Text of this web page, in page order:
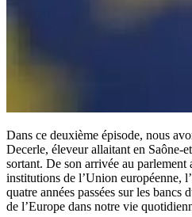
Dans ce deuxième épisode, nous
Decerle, éleveur allaitant en Saône-
sortant. De son arrivée au parlement
institutions de l’Union européenne,
quatre années passées sur les bancs
de l’Europe dans notre vie